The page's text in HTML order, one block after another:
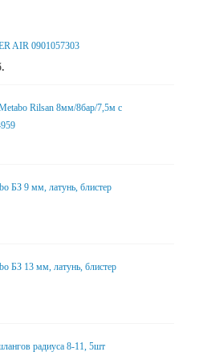
AIR 0901057303
Rilsan 8мм/8бар/7,5м с
БЗ 9 мм, латунь, блистер
БЗ 13 мм, латунь, блистер
радиуса 8-11, 5шт